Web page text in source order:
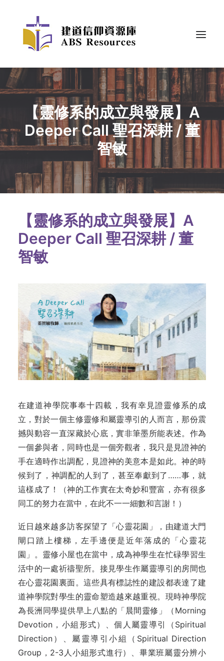
【靈修系的成立與發展】A
Deeper Call 聖召深耕 / 董
智敏
【靈修系的成立與發展】A
Deeper Call 聖召深耕 / 董
智敏
在建道神學院事奉十四載，我有幸見證靈修系的成
立，對於一個主修靈修和屬靈導引的人而言，那份震
撼與動容一直深藏於心底，實非筆墨所能表述。作為
一個參與者，同時也是一個旁觀者，我只是見證神的
手在適時作出調配，見證神的美意本是如此。神的時
候到了，神調配的人到了，甚至奉獻到了……事，就
這樣成了！（神的工作實在太奇妙和豐富，亦有很多
同工的努力在當中，在此不一一細數和言謝！）
近日越來越多訪客探望了「心靈花園」，由建道大門
閘口踏上樓梯，左手邊便是近年落成的「心靈花
園」。靈修小屋也在當中，成為神學生在忙碌學習生
活中的一處祈禱聖所。接見學生作屬靈導引的房間也
在心靈花園裏面。這些具有標誌性的建設都表達了建
道神學院對學生的靈命塑造越來越重視。現時神學院
為長洲同學提供早上八點的「晨間靈修」（Morning
Devotion，小組形式）、個人屬靈導引（Spiritual
Direction）、屬靈導引小組（Spiritual Direction
Group，2-3人小組形式進行）、畢業班屬靈分辨小